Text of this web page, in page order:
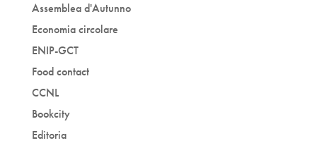
Assemblea d'Autunno
Economia circolare
ENIP-GCT
Food contact
CCNL
Bookcity
Editoria